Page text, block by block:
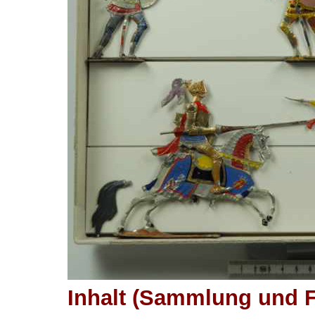
Inhalt (Sammlung und